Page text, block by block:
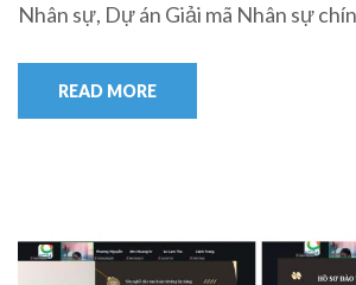
Nhân sự, Dự án Giải mã Nhân sự
READ MORE